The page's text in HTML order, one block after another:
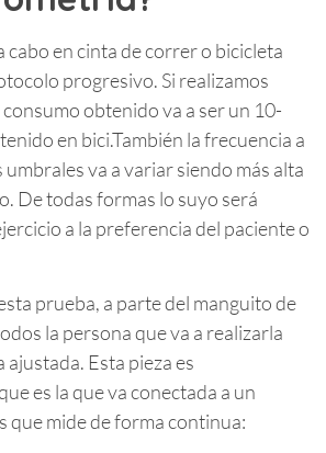
cabo en cinta de correr o bicicleta
progresivo. Si realizamos
obtenido va a ser un 10-
en bici.También la frecuencia a
umbrales va a variar siendo más alta
De todas formas lo suyo será
a la preferencia del paciente o
prueba, a parte del manguito de
la persona que va a realizarla
ajustada. Esta pieza es
es la que va conectada a un
que mide de forma continua: